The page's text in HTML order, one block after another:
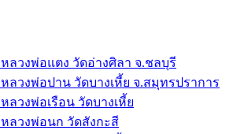
หลวงพ่อแตง วัดอ่างศิลา จ.ชลบุรี
หลวงพ่อปาน วัดบางเหี้ย จ.สมุทรปราการ
หลวงพ่อเรือน วัดบางเหี้ย
หลวงพ่อนก วัดสังกะสี